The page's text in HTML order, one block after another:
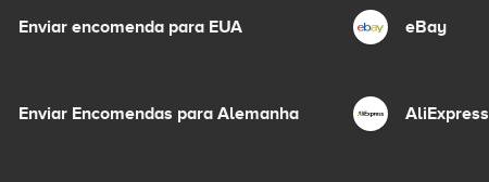
Enviar encomenda para EUA
Enviar Encomendas para Alemanha
eBay
AliExpress